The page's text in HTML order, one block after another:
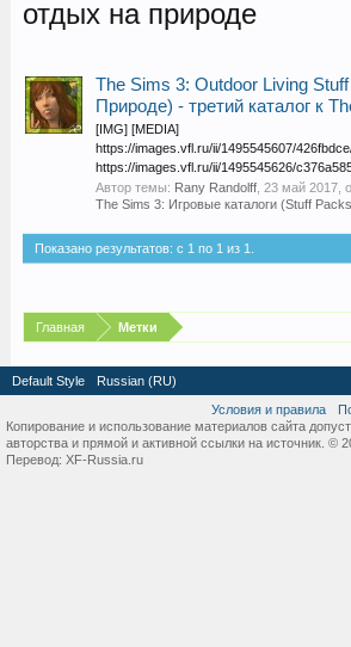
отдых на природе
The Sims 3: Outdoor Living
Природе) - третий каталог к
[IMG] [MEDIA]
https://images.vfl.ru/ii/1495545607/
https://images.vfl.ru/ii/1495545626/
Автор темы: Rany Randolff, 23 май 2017,
The Sims 3: Игровые каталоги (Stuff
Показано результатов: с 1 по 1 из 1.
Главная Метки
Default Style Russian (RU)
Условия и правила
Копирование и использование материалов сайта
авторства и прямой и активной ссылки на источник. ©
Перевод: XF-Russia.ru